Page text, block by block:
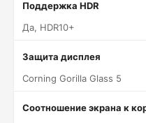
Поддержка HDR
Да, HDR10+
Защита дисплея
Corning Gorilla Glass 5
Соотношение экрана к